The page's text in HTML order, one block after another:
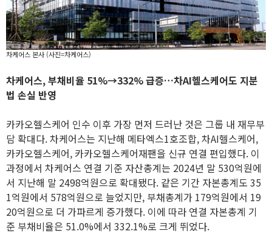
차케어스 본사 (사진=차케어스)
차케어스, 부채비율 51%→332% 급증…차AI헬스케어도 지분
법 손실 반영
카카오헬스케어 인수 이후 가장 먼저 드러난 것은 그룹 내 재무부
담 확대다. 차케어스는 지난해 메타엑스1호조합, 차AI헬스케어,
카카오헬스케어, 카카오헬스케어재팬을 신규 연결 편입했다. 이
과정에서 차케어스 연결 기준 자산총계는 2024년 말 530억원에
서 지난해 말 2498억원으로 확대됐다. 같은 기간 자본총계도 35
1억원에서 578억원으로 늘었지만, 부채총계가 179억원에서 19
20억원으로 더 가파르게 증가했다. 이에 따라 연결 자본총계 기
준 부채비율은 51.0%에서 332.1%로 크게 뛰었다.